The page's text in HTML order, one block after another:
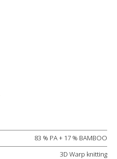
83 % PA + 17 % BAMBOO
3D Warp knitting